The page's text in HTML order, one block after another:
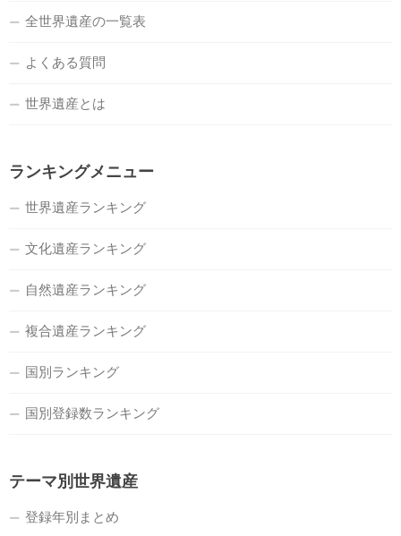
全世界遺産の一覧表
よくある質問
世界遺産とは
ランキングメニュー
世界遺産ランキング
文化遺産ランキング
自然遺産ランキング
複合遺産ランキング
国別ランキング
国別登録数ランキング
テーマ別世界遺産
登録年別まとめ